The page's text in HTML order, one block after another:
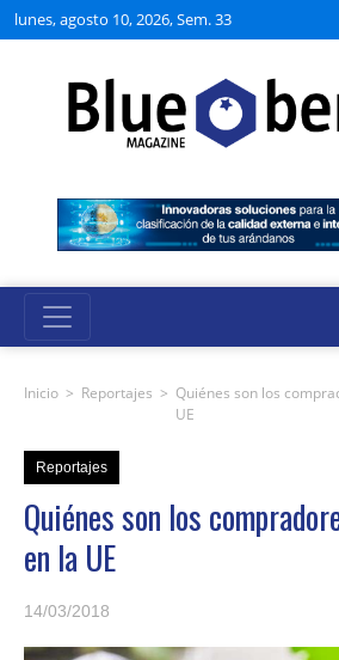
lunes, agosto 10, 2026, Sem. 33
Inicio > Reportajes > Quiénes son los
UE
Reportajes
Quiénes son los
en la UE
14/03/2018